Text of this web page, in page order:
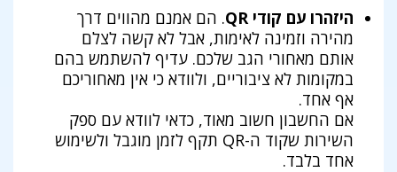
היזהרו עם קודי QR
. הם אמנם מהווים דרך
מהירה וזמינה לאימות, אבל לא קשה לצלם
אותם מאחורי הגב שלכם. עדיף להשתמש בהם
במקומות לא ציבוריים, ולוודא כי אין מאחוריכם
אף אחד.
אם החשבון חשוב מאוד, כדאי לוודא עם ספק
השירות שקוד ה-QR תקף לזמן מוגבל ולשימוש
אחד בלבד.